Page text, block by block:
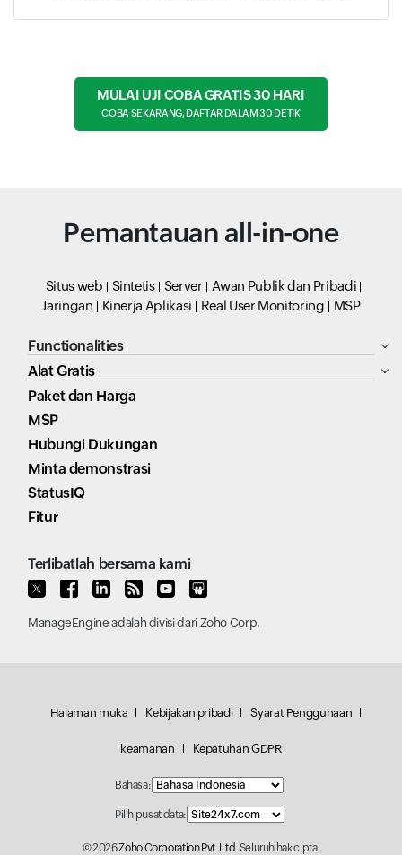
MULAI UJI COBA GRATIS 30 HARI
COBA SEKARANG, DAFTAR DALAM 30 DETIK
Pemantauan all-in-one
Situs web Sintetis Server
Awan Publik dan Pribadi
Jaringan
Kinerja Aplikasi Real User Monitoring MSP
Functionalities
Alat Gratis
Paket dan Harga
MSP
Hubungi Dukungan
Minta demonstrasi
StatusIQ
Fitur
Terlibatlah bersama kami
ManageEngineadalah divisi dariZoho Corp.
Halaman muka Kebijakan pribadi Syarat Penggunaan
keamanan Kepatuhan GDPR
Bahasa:
Pilih pusat data:
© 2026Zoho Corporation Pvt. Ltd. Seluruh hak cipta.